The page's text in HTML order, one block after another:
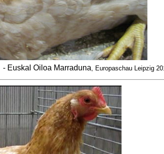
- Euskal Oiloa Marraduna, Europaschau Leipzig